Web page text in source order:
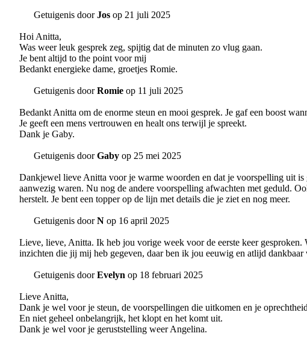
Getuigenis doorJos op 21 juli 2025
Hoi Anitta,
Was weer leuk gesprek zeg, spijtig dat de minuten zo vlug gaan.
Je bent altijd to the point voor mij
Bedankt energieke dame, groetjes Romie.
Getuigenis doorRomie op 11 juli 2025
Bedankt Anitta om de enorme steun en mooi gesprek. Je gaf een boost
Je geeft een mens vertrouwen en healt ons terwijl je spreekt.
Dank je Gaby.
Getuigenis doorGaby op 25 mei 2025
Dankjewel lieve Anitta voor je warme woorden en dat je voorspelling uit
aanwezig waren. Nu nog de andere voorspelling afwachten met geduld.
herstelt. Je bent een topper op de lijn met details die je ziet en nog meer.
Getuigenis doorN op 16 april 2025
Lieve, lieve, Anitta. Ik heb jou vorige week voor de eerste keer
inzichten die jij mij heb gegeven, daar ben ik jou eeuwig en atlijd
Getuigenis doorEvelyn op 18 februari 2025
Lieve Anitta,
Dank je wel voor je steun, de voorspellingen die uitkomen en je
En niet geheel onbelangrijk, het klopt en het komt uit.
Dank je wel voor je geruststelling weer Angelina.